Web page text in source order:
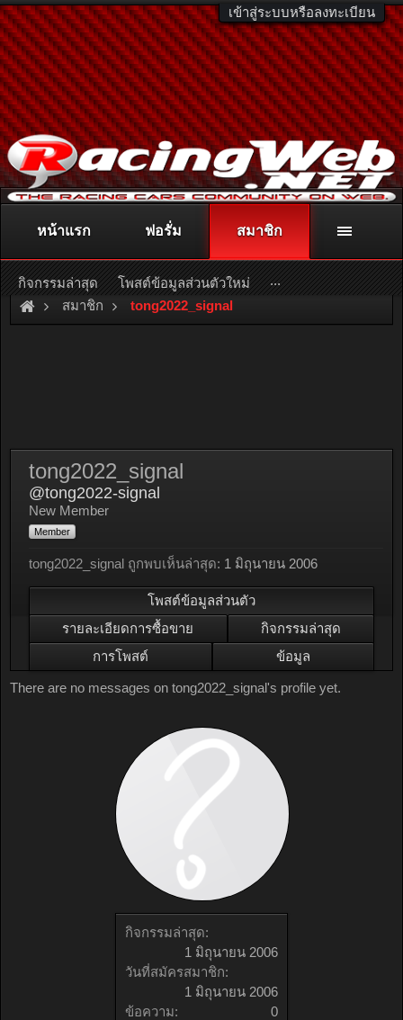
เข้าสู่ระบบหรือลงทะเบียน
ติดต่อลงโฆษณา racingweb@gmail.comหรือโทร. 081-811-1138
หรืออ่านรายละเอียดเพิ่มเติม คลิกที่นี่
สมาชิก tong2022_signal
กิจกรรมล่าสุด:
1 มิถุนายน 2006
วันที่สมัครสมาชิก:
1 มิถุนายน 2006
ข้อความ:
0
tong2022_signal
@tong2022-signal
New Member
Member
tong2022_signal ถูกพบเห็นล่าสุด: 1 มิถุนายน 2006
โพสต์ข้อมูลส่วนตัว
รายละเอียดการซื้อขาย
กิจกรรมล่าสุด
การโพสต์
ข้อมูล
There are no messages on tong2022_signal's profile yet.
หน้าแรก ฟอรั่ม สมาชิก
กิจกรรมล่าสุด โพสต์ข้อมูลส่วนตัวใหม่ ...